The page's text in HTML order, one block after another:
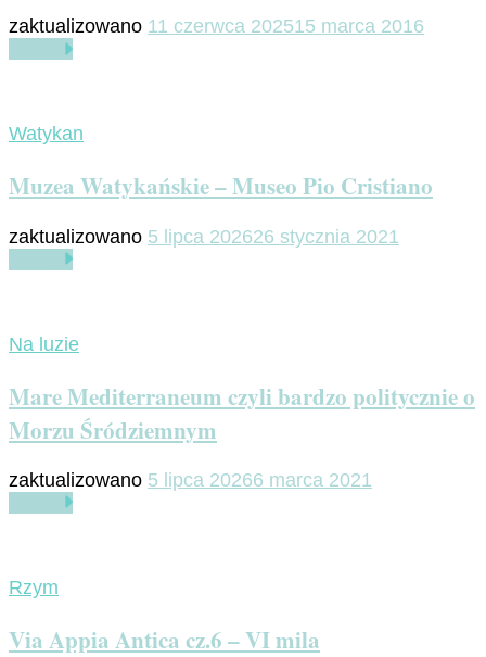
zaktualizowano 11 czerwca 202515 marca 2016
Watykan
Muzea Watykańskie – Museo Pio Cristiano
zaktualizowano 5 lipca 202626 stycznia 2021
Na luzie
Mare Mediterraneum czyli bardzo politycznie o
Morzu Śródziemnym
zaktualizowano 5 lipca 20266 marca 2021
Rzym
Via Appia Antica cz.6 – VI mila